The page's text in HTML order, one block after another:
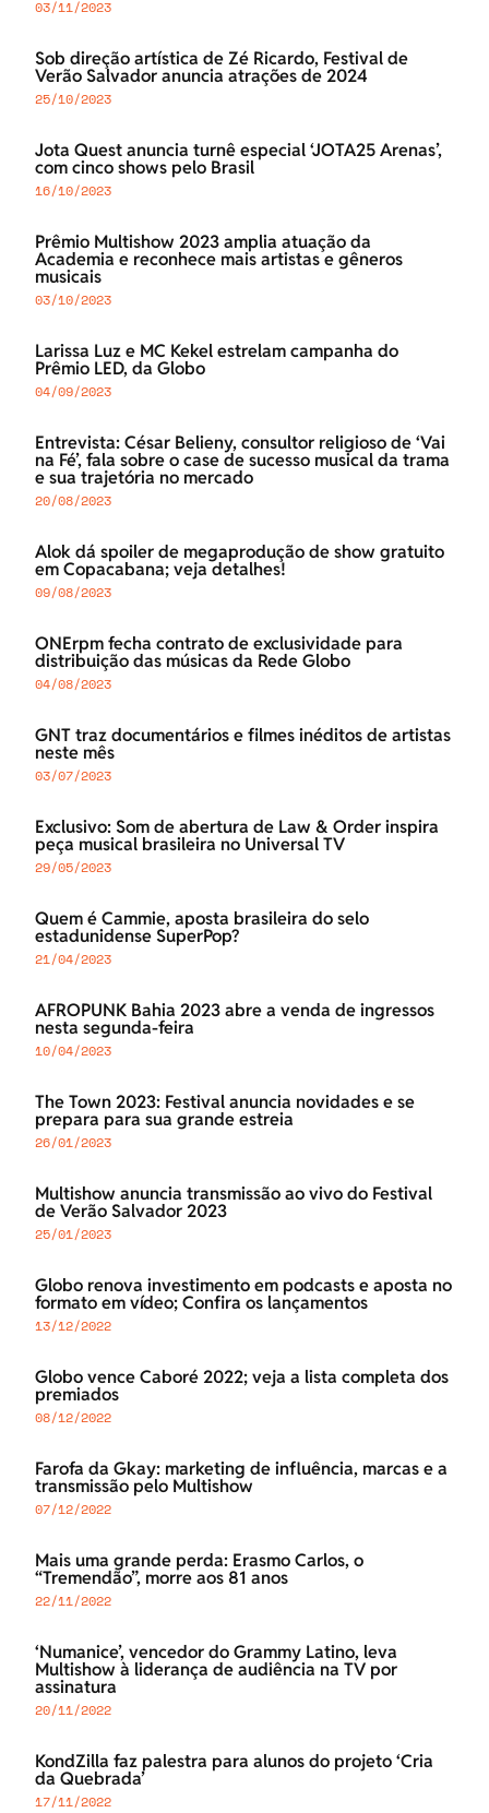
03/11/2023
Sob direção artística de Zé Ricardo, Festival de
Verão Salvador anuncia atrações de 2024
25/10/2023
Jota Quest anuncia turnê especial ‘JOTA25 Arenas’,
com cinco shows pelo Brasil
16/10/2023
Prêmio Multishow 2023 amplia atuação da
Academia e reconhece mais artistas e gêneros
musicais
03/10/2023
Larissa Luz e MC Kekel estrelam campanha do
Prêmio LED, da Globo
04/09/2023
Entrevista: César Belieny, consultor religioso de ‘Vai
na Fé’, fala sobre o case de sucesso musical da trama
e sua trajetória no mercado
20/08/2023
Alok dá spoiler de megaprodução de show gratuito
em Copacabana; veja detalhes!
09/08/2023
ONErpm fecha contrato de exclusividade para
distribuição das músicas da Rede Globo
04/08/2023
GNT traz documentários e filmes inéditos de artistas
neste mês
03/07/2023
Exclusivo: Som de abertura de Law & Order inspira
peça musical brasileira no Universal TV
29/05/2023
Quem é Cammie, aposta brasileira do selo
estadunidense SuperPop?
21/04/2023
AFROPUNK Bahia 2023 abre a venda de ingressos
nesta segunda-feira
10/04/2023
The Town 2023: Festival anuncia novidades e se
prepara para sua grande estreia
26/01/2023
Multishow anuncia transmissão ao vivo do Festival
de Verão Salvador 2023
25/01/2023
Globo renova investimento em podcasts e aposta no
formato em vídeo; Confira os lançamentos
13/12/2022
Globo vence Caboré 2022; veja a lista completa dos
premiados
08/12/2022
Farofa da Gkay: marketing de influência, marcas e a
transmissão pelo Multishow
07/12/2022
Mais uma grande perda: Erasmo Carlos, o
“Tremendão”, morre aos 81 anos
22/11/2022
‘Numanice’, vencedor do Grammy Latino, leva
Multishow à liderança de audiência na TV por
assinatura
20/11/2022
KondZilla faz palestra para alunos do projeto ‘Cria
da Quebrada’
17/11/2022